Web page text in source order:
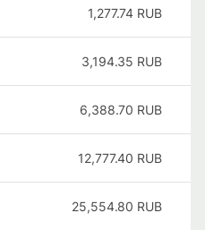
1,277.74 RUB
3,194.35 RUB
6,388.70 RUB
12,777.40 RUB
25,554.80 RUB